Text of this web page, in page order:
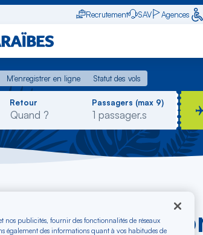
Recrutement SAV Agences
M'enregistrer en ligne
Statut des vols
M'enregistrer en ligne Statut des vols
Retour Passagers (max 9)
nos publicités, fournir des fonctionnalités de réseaux
également des informations quant à vos habitudes de